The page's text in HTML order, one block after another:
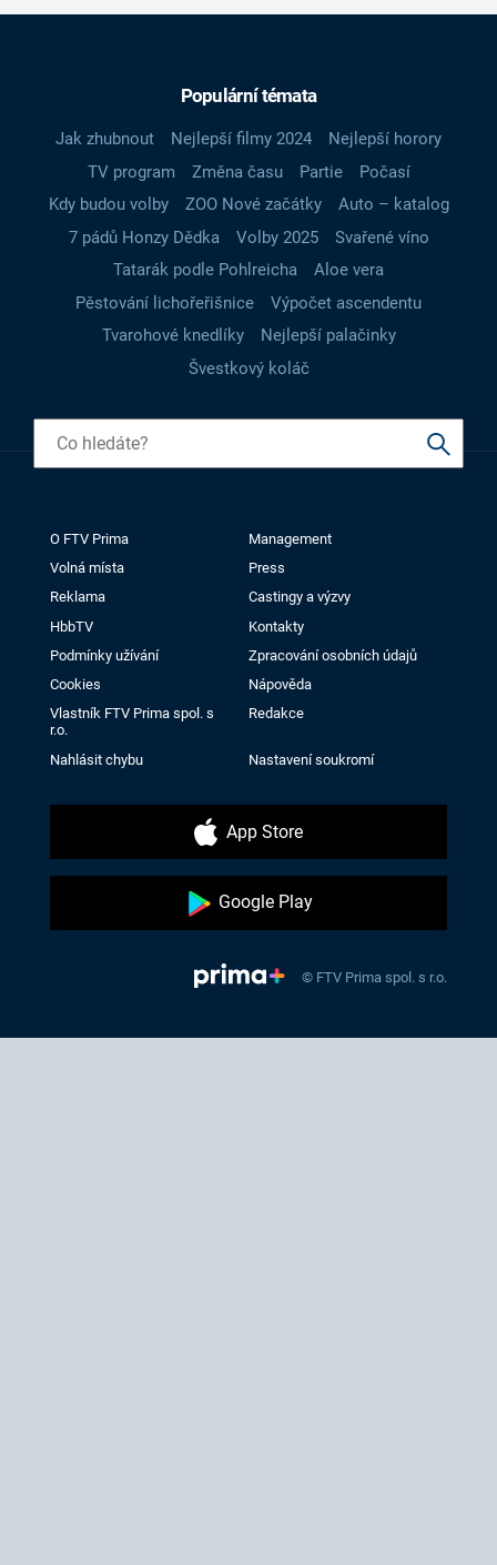
Populární témata
Jak zhubnout Nejlepší filmy 2024
Nejlepší horory
TV program
Změna času Partie
Počasí
Kdy budou volby
ZOO Nové začátky
Auto – katalog
7 pádů Honzy Dědka
Volby 2025
Svařené víno
Tatarák podle Pohlreicha
Aloe vera
Pěstování lichořeřišnice
Výpočet ascendentu
Tvarohové knedlíky
Nejlepší palačinky
Švestkový koláč
O FTV Prima
Management
Volná místa
Press
Reklama
Castingy a výzvy
HbbTV
Kontakty
Podmínky užívání
Zpracování osobních údajů
Cookies
Nápověda
Vlastník FTV Prima spol. s
r.o.
Redakce
Nahlásit chybu Nastavení soukromí
App Store
Google Play
© FTV Prima spol. s r.o.